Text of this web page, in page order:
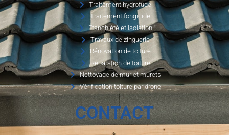
Traitement hydrofuge
Traitement fongicide
Etanchiété et isolation
Travaux de zinguerie
Rénovation de toiture
Réparation de toiture
Nettoyage de mur et murets
Vérification toiture par drone
CONTACT